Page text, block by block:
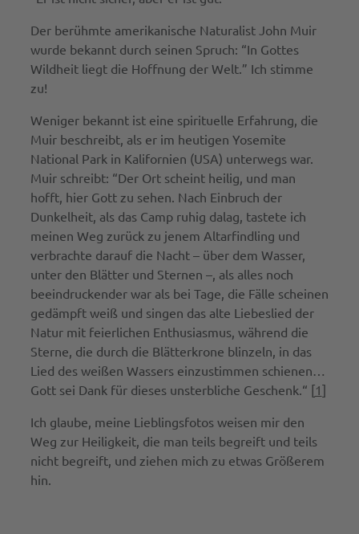
Der berühmte amerikanische Naturalist John Muir
wurde bekannt durch seinen Spruch: “In Gottes
Wildheit liegt die Hoffnung der Welt.” Ich stimme
zu!
Weniger bekannt ist eine spirituelle Erfahrung, die
Muir beschreibt, als er im heutigen Yosemite
National Park in Kalifornien (USA) unterwegs war.
Muir schreibt: “Der Ort scheint heilig, und man
hofft, hier Gott zu sehen. Nach Einbruch der
Dunkelheit, als das Camp ruhig dalag, tastete ich
meinen Weg zurück zu jenem Altarfindling und
verbrachte darauf die Nacht – über dem Wasser,
unter den Blätter und Sternen –, als alles noch
beeindruckender war als bei Tage, die Fälle scheinen
gedämpft weiß und singen das alte Liebeslied der
Natur mit feierlichen Enthusiasmus, während die
Sterne, die durch die Blätterkrone blinzeln, in das
Lied des weißen Wassers einzustimmen schienen…
Gott sei Dank für dieses unsterbliche Geschenk.“ [1]
Ich glaube, meine Lieblingsfotos weisen mir den
Weg zur Heiligkeit, die man teils begreift und teils
nicht begreift, und ziehen mich zu etwas Größerem
hin.